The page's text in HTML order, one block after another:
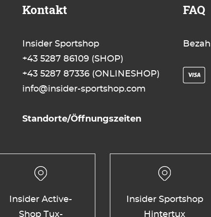
Kontakt
Insider Sportshop
+43 5287 86109 (SHOP)
+43 5287 87336 (ONLINESHOP)
info@insider-sportshop.com
Standorte/Öffnungszeiten
FAQ
Insider Active-
Shop Tux-
Insider Sportshop
Hintertux